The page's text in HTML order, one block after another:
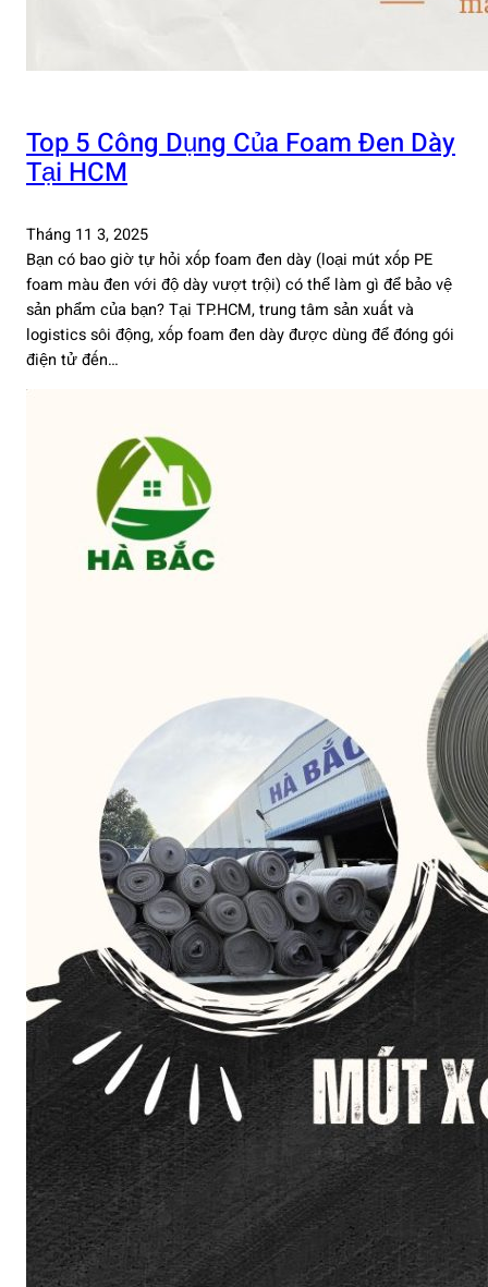
Top 5 Công Dụng Của Foam Đen Dày
Tại HCM
Tháng 11 3, 2025
Bạn có bao giờ tự hỏi xốp foam đen dày (loại mút xốp PE
foam màu đen với độ dày vượt trội) có thể làm gì để bảo vệ
sản phẩm của bạn? Tại TP.HCM, trung tâm sản xuất và
logistics sôi động, xốp foam đen dày được dùng để đóng gói
điện tử đến…